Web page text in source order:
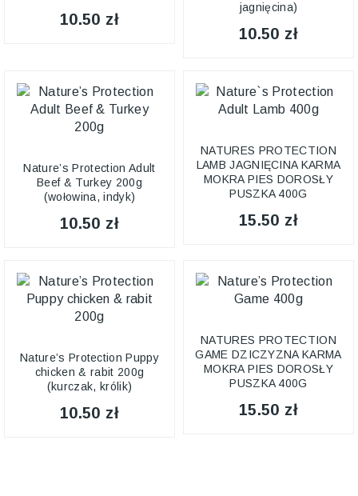
10.50 zł
jagnięcina)
10.50 zł
Nature’s Protection Adult
Beef & Turkey 200g
(wołowina, indyk)
10.50 zł
NATURES PROTECTION
LAMB JAGNIĘCINA KARMA
MOKRA PIES DOROSŁY
PUSZKA 400G
15.50 zł
Nature’s Protection Puppy
chicken & rabit 200g
(kurczak, królik)
10.50 zł
NATURES PROTECTION
GAME DZICZYZNA KARMA
MOKRA PIES DOROSŁY
PUSZKA 400G
15.50 zł